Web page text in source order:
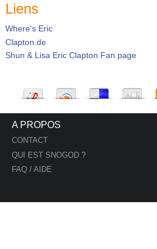
Liens
Where's Eric
Clapton.de
Shun & Lisa Eric Clapton Fan page
A PROPOS
CONTACT
QUI EST SNOGOD ?
FAQ / AIDE